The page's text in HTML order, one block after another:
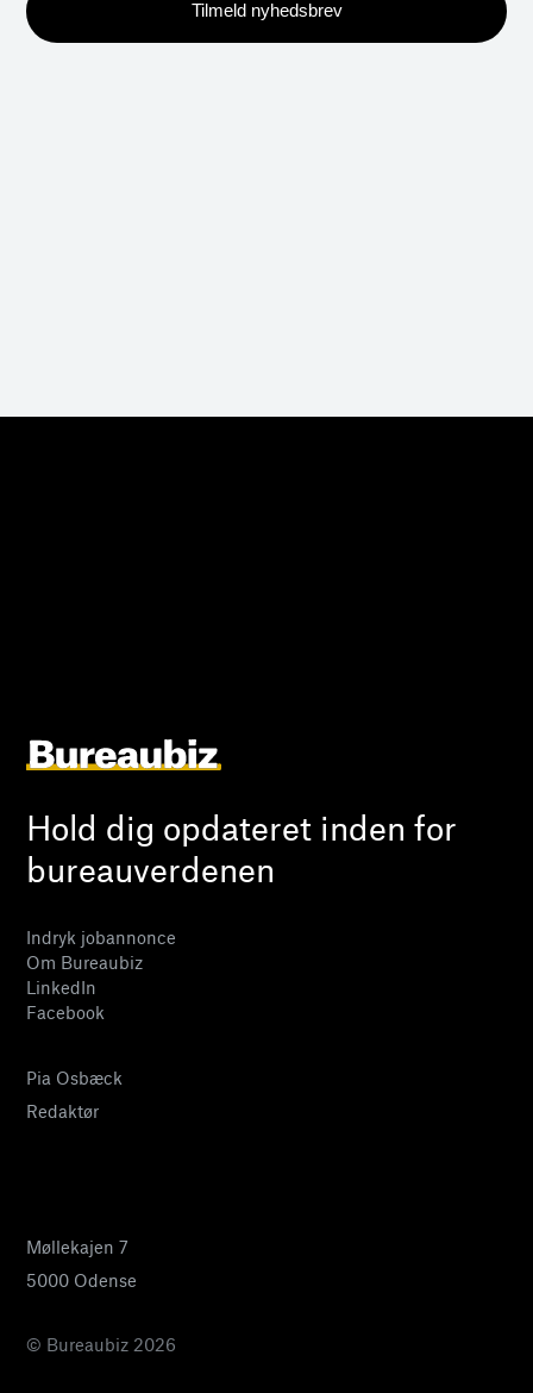
Hold dig opdateret inden for
bureauverdenen
Indryk jobannonce
Om Bureaubiz
LinkedIn
Facebook
Pia Osbæck
Redaktør
Møllekajen 7
5000 Odense
© Bureaubiz 2026